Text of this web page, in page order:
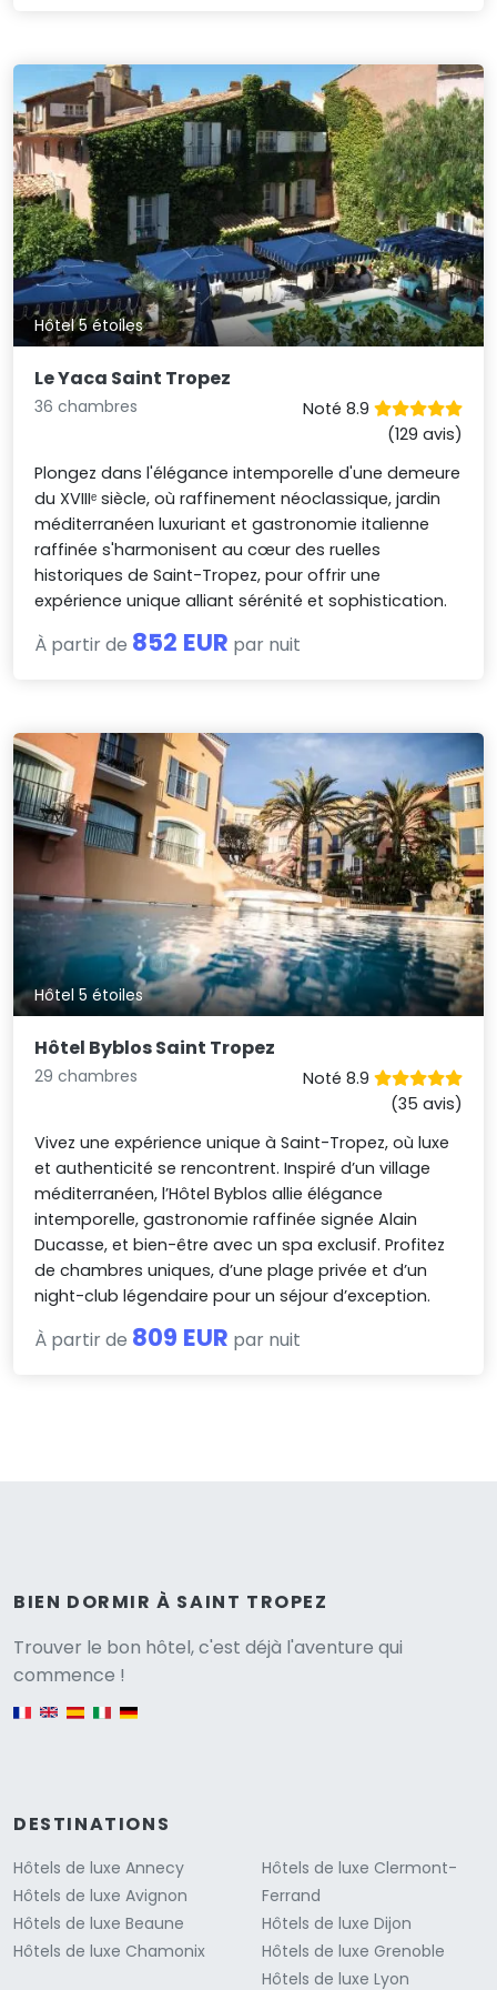
Hôtel 5 étoiles
Le Yaca Saint Tropez
36 chambres
Noté 8.9
(129 avis)
Plongez dans l'élégance intemporelle d'une demeure
du XVIIIᵉ siècle, où raffinement néoclassique, jardin
méditerranéen luxuriant et gastronomie italienne
raffinée s'harmonisent au cœur des ruelles
historiques de Saint-Tropez, pour offrir une
expérience unique alliant sérénité et sophistication.
À partir de 852 EUR par nuit
Hôtel 5 étoiles
Hôtel Byblos Saint Tropez
29 chambres
Noté 8.9
(35 avis)
Vivez une expérience unique à Saint-Tropez, où luxe
et authenticité se rencontrent. Inspiré d’un village
méditerranéen, l’Hôtel Byblos allie élégance
intemporelle, gastronomie raffinée signée Alain
Ducasse, et bien-être avec un spa exclusif. Profitez
de chambres uniques, d’une plage privée et d’un
night-club légendaire pour un séjour d’exception.
À partir de 809 EUR par nuit
BIEN DORMIR À SAINT TROPEZ
Trouver le bon hôtel, c'est déjà l'aventure qui
commence !
DESTINATIONS
Hôtels de luxe Annecy
Hôtels de luxe Avignon
Hôtels de luxe Beaune
Hôtels de luxe Chamonix
Hôtels de luxe Clermont-
Ferrand
Hôtels de luxe Dijon
Hôtels de luxe Grenoble
Hôtels de luxe Lyon